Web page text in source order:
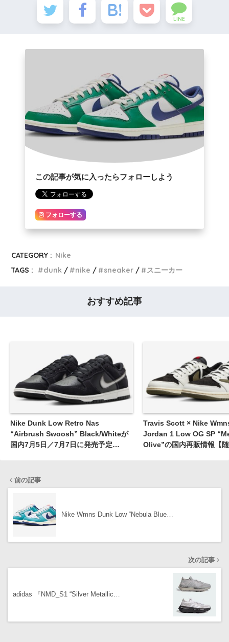
LINE
この記事が気に入ったらフォローしよう
フォローする
CATEGORY : Nike
TAGS :
dunk nike sneaker スニーカー
おすすめ記事
Nike Dunk Low Retro Nas
“Airbrush Swoosh” Black/Whiteが
国内7月5日／7月7日に発売予定
Travis Scott × Nike
Jordan 1 Low OG SP
Olive”の国内再販情報【
前の記事
Nike Wmns Dunk Low “Nebula Blue…
次の記事
adidas 『NMD_S1 “Silver Metallic…